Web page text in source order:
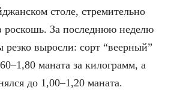
столе, стремительно
роскошь. За последнюю неделю
выросли: сорт “веерный”
маната за килограмм, а
до 1,00–1,20 маната.